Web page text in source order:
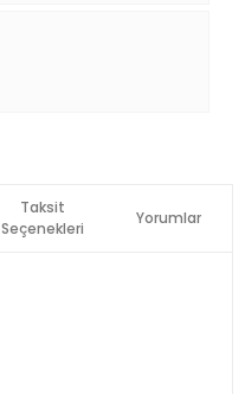
Taksit
Seçenekleri
Yorumlar